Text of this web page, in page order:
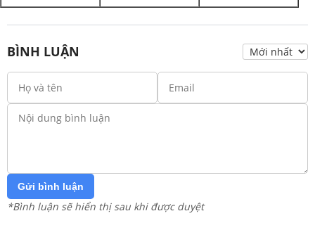
BÌNH LUẬN
Gửi bình luận
*Bình luận sẽ hiển thị sau khi được duyệt